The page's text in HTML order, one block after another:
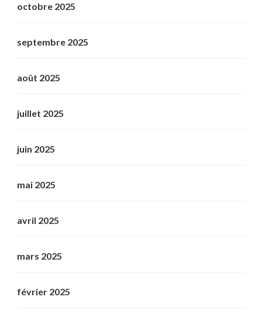
octobre 2025
septembre 2025
août 2025
juillet 2025
juin 2025
mai 2025
avril 2025
mars 2025
février 2025